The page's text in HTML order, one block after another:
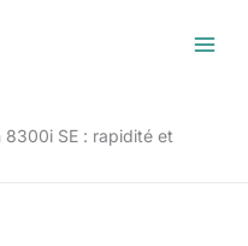
8300i SE : rapidité et